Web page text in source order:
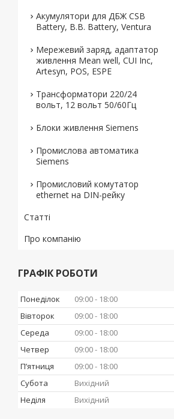
Акумулятори для ДБЖ CSB
Battery, B.B. Battery, Ventura
Мережевий заряд, адаптатор
живлення Mean well, CUI Inc,
Artesyn, POS, ESPE
Трансформатори 220/24
вольт, 12 вольт 50/60Гц
Блоки живлення Siemens
Промислова автоматика
Siemens
Промисловий комутатор
ethernet на DIN-рейку
Статті
Про компанію
ГРАФІК РОБОТИ
Понеділок 09:00
18:00
Вівторок
09:00
18:00
Середа
09:00
18:00
Четвер
09:00
18:00
Пʼятниця
09:00
18:00
Субота
Вихідний
Неділя
Вихідний